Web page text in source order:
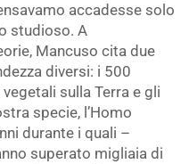
accadesse solo
studioso. A
Mancuso cita due
diversi: i 500
sulla Terra e gli
specie, l’Homo
durante i quali –
superato migliaia di